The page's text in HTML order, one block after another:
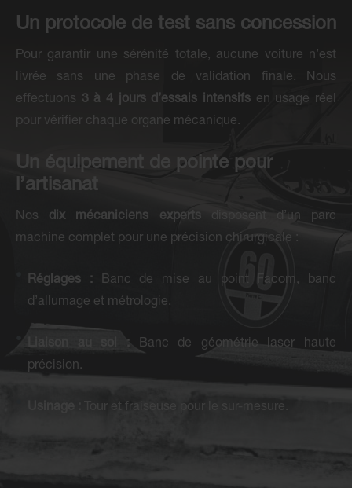
Un protocole de test sans concession
Pour garantir une sérénité totale, aucune voiture n’est
livrée sans une phase de validation finale. Nous
effectuons 3 à 4 jours d’essais intensifs en usage réel
pour vérifier chaque organe mécanique.
Un équipement de pointe pour
l’artisanat
Nos dix mécaniciens experts
disposent d’un parc
machine complet pour une précision chirurgicale :
Réglages :Banc de mise au point Facom, banc
d’allumage et métrologie.
Liaison au sol :Banc de géométrie laser haute
précision.
Tour et fraiseuse pour le sur-mesure.